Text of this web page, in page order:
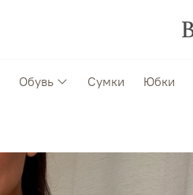
Обувь Сумки Юбки